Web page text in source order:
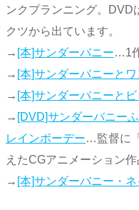
ンクプランニング。DVD
クツから出ています。
→ [本]サンダーバニー…1
→ [本]サンダーバニーと
→ [本]サンダーバニーと
→ [DVD]サンダーバニー
レインボーデー…監督に
えたCGアニメーション作
→ [本]サンダーバニー・